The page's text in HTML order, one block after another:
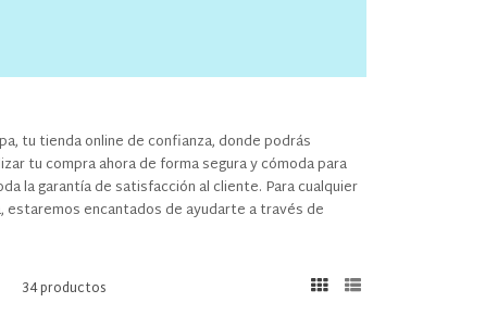
tu tienda online de confianza, donde podrás
tu compra ahora de forma segura y cómoda para
la garantía de satisfacción al cliente. Para cualquier
encantados de ayudarte a través de
34 productos